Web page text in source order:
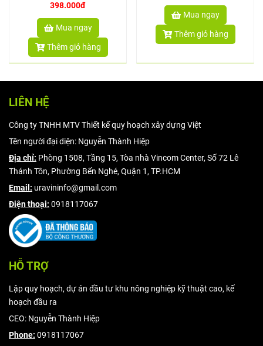
398.000đ
Mua ngay
Thêm giỏ hàng
Mua ngay
Thêm giỏ hàng
LIÊN HỆ
Công ty TNHH MTV Thiết kế quy hoạch xây dựng Việt
Tên người đại diện: Nguyễn Thành Hiệp
Địa chỉ: Phòng 1508, Tầng 15, Tòa nhà Vincom Center, Số 72 Lê
Thánh Tôn, Phường Bến Nghé, Quận 1, TP.HCM
Email: uravininfo@gmail.com
Điện thoại: 0918117067
HỖ TRỢ
Lập quy hoạch, dự án đầu tư khu nông nghiệp kỹ thuật cao, kế
hoạch đầu ra
CEO: Nguyễn Thành Hiệp
Phone: 0918117067